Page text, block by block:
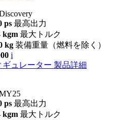
ps 最高出力
kgm 最大トルク
kg 装備重量（燃料を除く）
i
ギュレーター 製品詳細
ps 最高出力
kgm 最大トルク